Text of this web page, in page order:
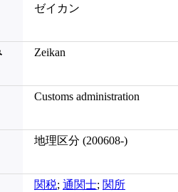
ゼイカン
Zeikan
Customs administration
地理区分 (200608-)
関税; 通関士; 関所